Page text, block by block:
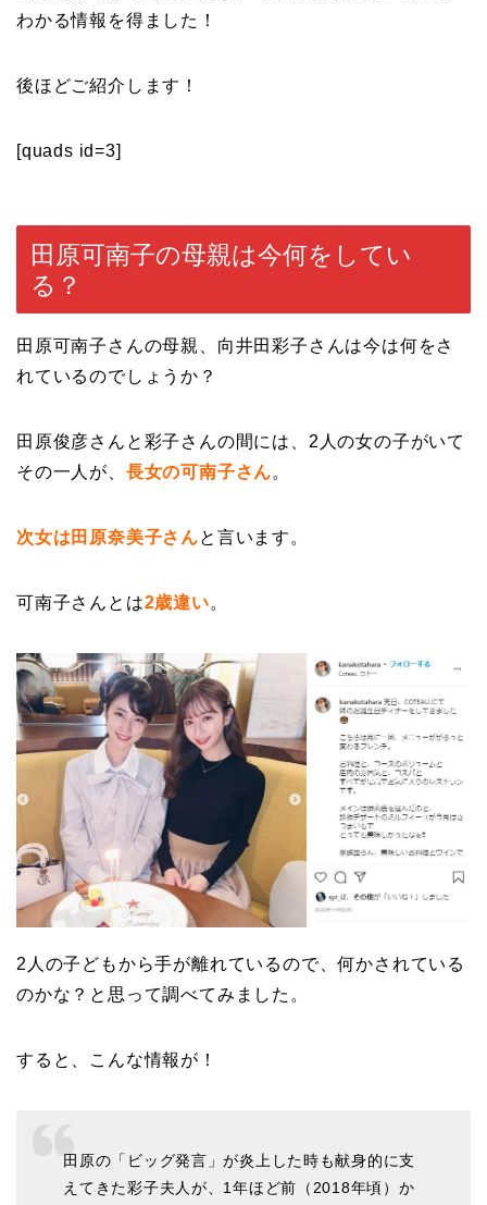
わかる情報を得ました！
後ほどご紹介します！
[quads id=3]
田原可南子の母親は今何をしてい
る？
田原可南子さんの母親、向井田彩子さんは今は何をさ
れているのでしょうか？
田原俊彦さんと彩子さんの間には、2人の女の子がいて
その一人が、 長女の可南子さん。
次女は田原奈美子さんと言います。
可南子さんとは2歳違い。
2人の子どもから手が離れているので、何かされている
のかな？と思って調べてみました。
すると、こんな情報が！
田原の「ビッグ発言」が炎上した時も献身的に支
えてきた彩子夫人が、1年ほど前（2018年頃）か